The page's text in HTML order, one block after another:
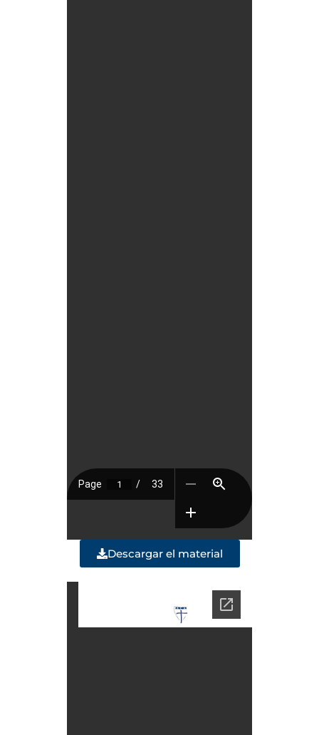
Descargar el material